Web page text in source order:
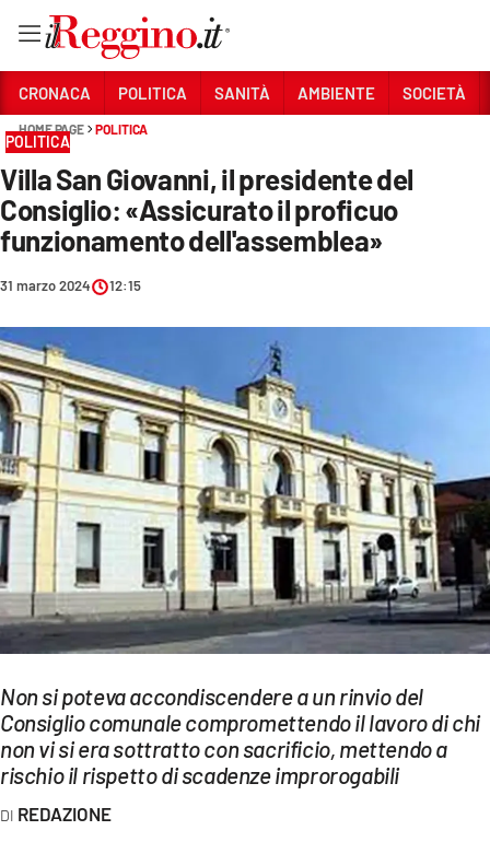
Sezioni
CRONACA
POLITICA
SANITÀ
AMBIENTE
SOCIETÀ
CULTURA
ECONOMIA E LAVORO
EVENTI
SPORT
Streaming
LAC NETWORK
LAC ONAIR
LaC
CRONACA POLITICA SANITÀ AMBIENTE SOCIETÀ
HOME PAGE POLITICA
POLITICA
Villa San Giovanni, il presidente del
Consiglio: «Assicurato il proficuo
funzionamento dell'assemblea»
31 marzo 2024 12:15
Non si poteva accondiscendere a un rinvio del
Consiglio comunale compromettendo il lavoro di chi
non vi si era sottratto con sacrificio, mettendo a
rischio il rispetto di scadenze improrogabili
REDAZIONE